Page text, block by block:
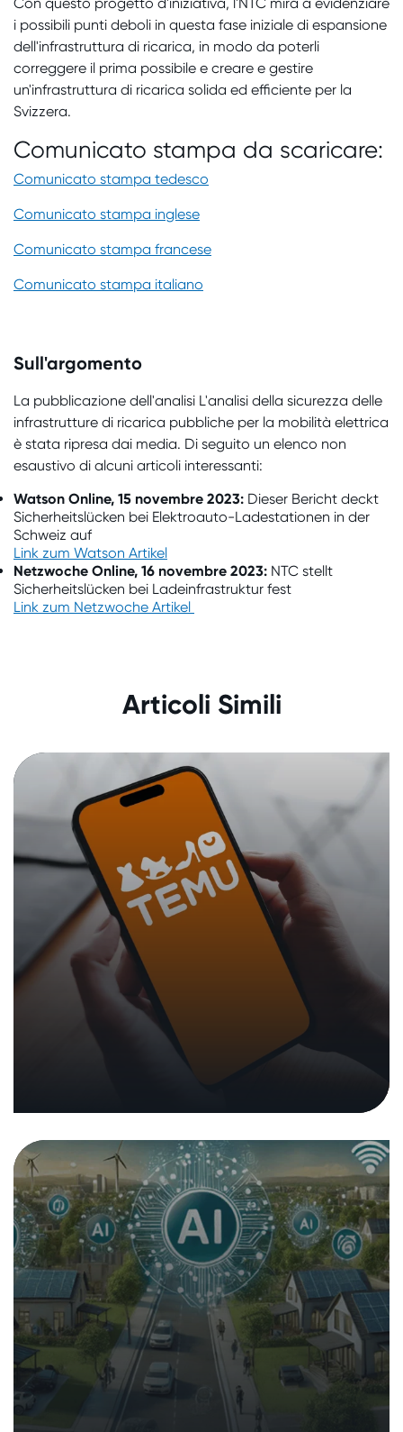
i possibili punti deboli in questa fase iniziale di espansione
dell'infrastruttura di ricarica, in modo da poterli
correggere il prima possibile e creare e gestire
un'infrastruttura di ricarica solida ed efficiente per la
Svizzera.
Comunicato stampa da scaricare:
Comunicato stampa tedesco
Comunicato stampa inglese
Comunicato stampa francese
Comunicato stampa italiano
Sull'argomento
La pubblicazione dell'analisi L'analisi della sicurezza delle
infrastrutture di ricarica pubbliche per la mobilità elettrica
è stata ripresa dai media. Di seguito un elenco non
esaustivo di alcuni articoli interessanti:
Watson Online, 15 novembre 2023: Dieser Bericht deckt
Sicherheitslücken bei Elektroauto-Ladestationen in der
Schweiz auf
Link zum Watson Artikel
Netzwoche Online, 16 novembre 2023: NTC stellt
Sicherheitslücken bei Ladeinfrastruktur fest
Link zum Netzwoche Artikel
Articoli Simili
05. dicembre 2024 |Comunicati stampa Nei media
Analisi e rapporti